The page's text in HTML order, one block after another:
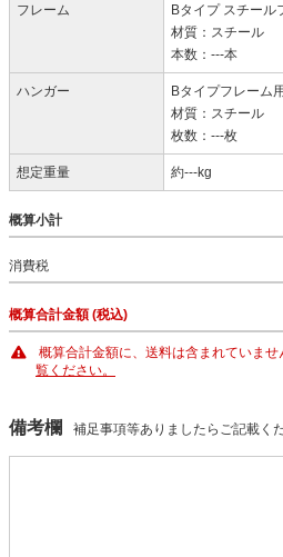
フレーム
Bタイプ スチール
材質：スチール
本数：---本
ハンガー
Bタイプフレーム
材質：スチール
枚数：---枚
想定重量 約---kg
概算小計
消費税
概算合計金額 (税込)
概算合計金額に、送料は含まれていませ
覧ください。
備考欄 補足事項等ありましたらご記載くだ